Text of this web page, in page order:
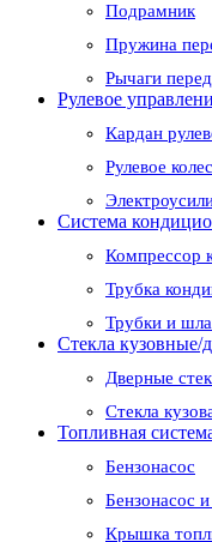
Подрамник
Пружина
Рычаги
Рулевое
Кардан
Рулевое
Система
Компрессор
Трубка
Трубки и
Стекла кузовные/
Дверные
Стекла
Топливная
Бензонасос
Бензонасос
Крышка